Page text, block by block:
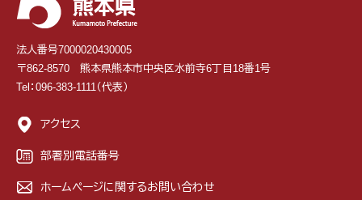
法人番号7000020430005
〒862-8570 熊本県熊本市中央区水前寺6丁目18番1号
Tel：096-383-1111（代表）
アクセス
部署別電話番号
ホームページに関するお問い合わせ